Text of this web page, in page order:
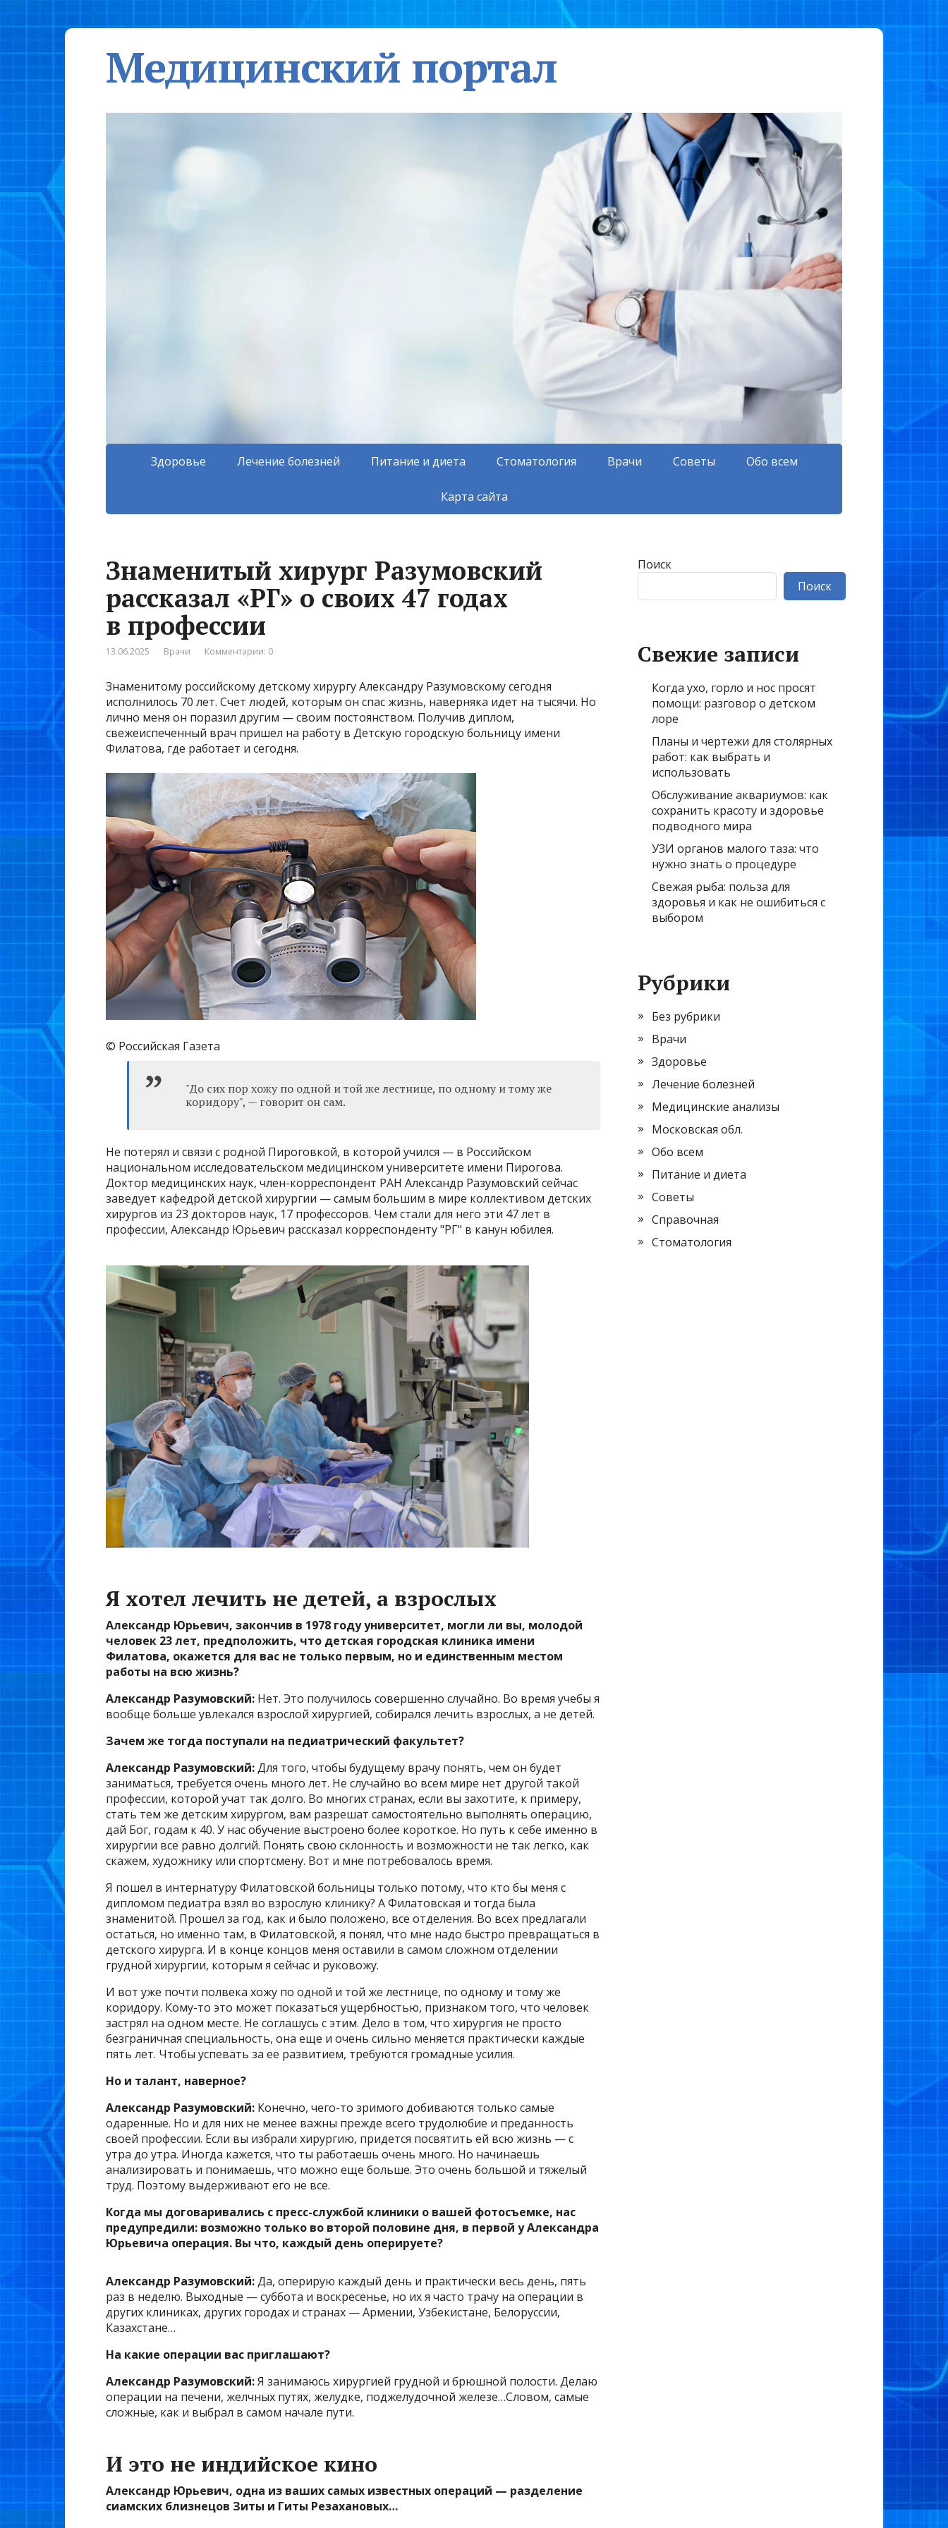
Медицинский портал
Здоровье Лечение болезней Питание и диета Стоматология Врачи Советы Обо всем
Карта сайта
Знаменитый хирург Разумовский
рассказал «РГ» о своих 47 годах
в профессии
13.06.2025 Врачи Комментарии: 0
Знаменитому российскому детскому хирургу Александру Разумовскому сегодня
исполнилось 70 лет. Счет людей, которым он спас жизнь, наверняка идет на тысячи. Но
лично меня он поразил другим — своим постоянством. Получив диплом,
свежеиспеченный врач пришел на работу в Детскую городскую больницу имени
Филатова, где работает и сегодня.
© Российская Газета
"До сих пор хожу по одной и той же лестнице, по одному и тому же
коридору", — говорит он сам.
Не потерял и связи с родной Пироговкой, в которой учился — в Российском
национальном исследовательском медицинском университете имени Пирогова.
Доктор медицинских наук, член-корреспондент РАН Александр Разумовский сейчас
заведует кафедрой детской хирургии — самым большим в мире коллективом детских
хирургов из 23 докторов наук, 17 профессоров. Чем стали для него эти 47 лет в
профессии, Александр Юрьевич рассказал корреспонденту "РГ" в канун юбилея.
Я хотел лечить не детей, а взрослых
Александр Юрьевич, закончив в 1978 году университет, могли ли вы, молодой
человек 23 лет, предположить, что детская городская клиника имени
Филатова, окажется для вас не только первым, но и единственным местом
работы на всю жизнь?
Александр Разумовский: Нет. Это получилось совершенно случайно. Во время учебы я
вообще больше увлекался взрослой хирургией, собирался лечить взрослых, а не детей.
Зачем же тогда поступали на педиатрический факультет?
Александр Разумовский:Для того, чтобы будущему врачу понять, чем он будет
заниматься, требуется очень много лет. Не случайно во всем мире нет другой такой
профессии, которой учат так долго. Во многих странах, если вы захотите, к примеру,
стать тем же детским хирургом, вам разрешат самостоятельно выполнять операцию,
дай Бог, годам к 40. У нас обучение выстроено более короткое. Но путь к себе именно в
хирургии все равно долгий. Понять свою склонность и возможности не так легко, как
скажем, художнику или спортсмену. Вот и мне потребовалось время.
Я пошел в интернатуру Филатовской больницы только потому, что кто бы меня с
дипломом педиатра взял во взрослую клинику? А Филатовская и тогда была
знаменитой. Прошел за год, как и было положено, все отделения. Во всех предлагали
остаться, но именно там, в Филатовской, я понял, что мне надо быстро превращаться в
детского хирурга. И в конце концов меня оставили в самом сложном отделении
грудной хирургии, которым я сейчас и руковожу.
И вот уже почти полвека хожу по одной и той же лестнице, по одному и тому же
коридору. Кому-то это может показаться ущербностью, признаком того, что человек
застрял на одном месте. Не соглашусь с этим. Дело в том, что хирургия не просто
безграничная специальность, она еще и очень сильно меняется практически каждые
пять лет. Чтобы успевать за ее развитием, требуются громадные усилия.
Но и талант, наверное?
Александр Разумовский: Конечно, чего-то зримого добиваются только самые
одаренные. Но и для них не менее важны прежде всего трудолюбие и преданность
своей профессии. Если вы избрали хирургию, придется посвятить ей всю жизнь — с
утра до утра. Иногда кажется, что ты работаешь очень много. Но начинаешь
анализировать и понимаешь, что можно еще больше. Это очень большой и тяжелый
труд. Поэтому выдерживают его не все.
Когда мы договаривались с пресс-службой клиники о вашей фотосъемке, нас
предупредили: возможно только во второй половине дня, в первой уАлександра
Юрьевича операция. Вы что, каждый день оперируете?
Александр Разумовский:Да, оперирую каждый день и практически весь день, пять
раз в неделю. Выходные — суббота и воскресенье, но их я часто трачу на операции в
других клиниках, других городах и странах — Армении, Узбекистане, Белоруссии,
Казахстане…
На какие операции вас приглашают?
Александр Разумовский:Я занимаюсь хирургией грудной и брюшной полости. Делаю
операции на печени, желчных путях, желудке, поджелудочной железе…Словом, самые
сложные, как и выбрал в самом начале пути.
И это не индийское кино
Александр Юрьевич, одна из ваших самых известных операций — разделение
сиамских близнецов Зиты и Гиты Резахановых…
Поиск
Поиск
Свежие записи
Когда ухо, горло и нос просят
помощи: разговор о детском
лоре
Планы и чертежи для столярных
работ: как выбрать и
использовать
Обслуживание аквариумов: как
сохранить красоту и здоровье
подводного мира
УЗИ органов малого таза: что
нужно знать о процедуре
Свежая рыба: польза для
здоровья и как не ошибиться с
выбором
Рубрики
Без рубрики
Врачи
Здоровье
Лечение болезней
Медицинские анализы
Московская обл.
Обо всем
Питание и диета
Советы
Справочная
Стоматология